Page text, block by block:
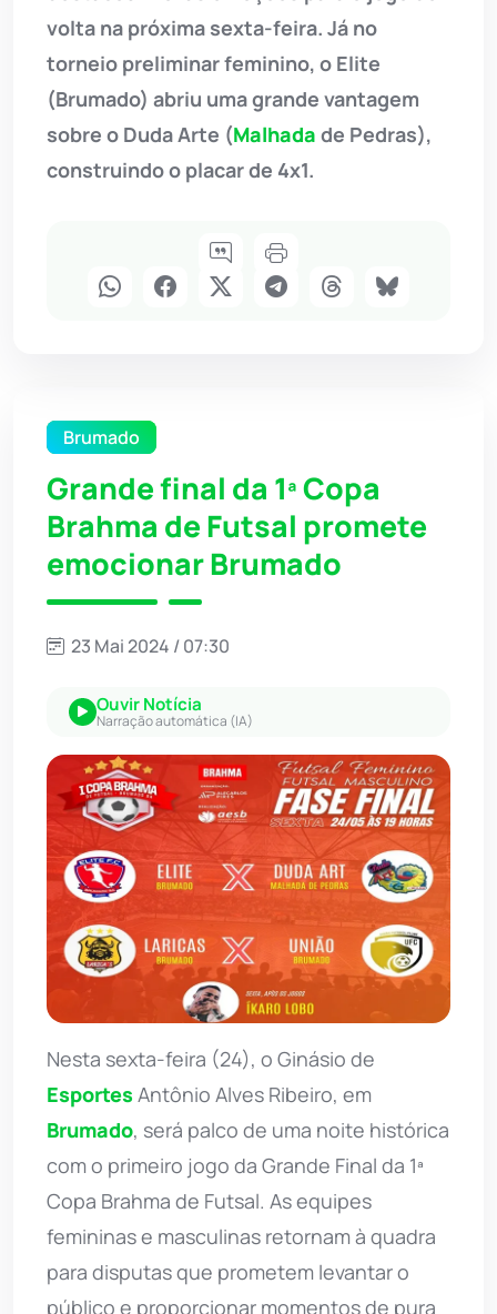
volta na próxima sexta-feira. Já no
torneio preliminar feminino, o Elite
(Brumado) abriu uma grande vantagem
sobre o Duda Arte (Malhada de Pedras),
construindo o placar de 4x1.
Brumado
Grande final da 1ª Copa
Brahma de Futsal promete
emocionar Brumado
23 Mai 2024 / 07:30
Ouvir Notícia
Narração automática (IA)
Nesta sexta-feira (24), o Ginásio de
Esportes Antônio Alves Ribeiro, em
Brumado, será palco de uma noite histórica
com o primeiro jogo da Grande Final da 1ª
Copa Brahma de Futsal. As equipes
femininas e masculinas retornam à quadra
para disputas que prometem levantar o
público e proporcionar momentos de pura